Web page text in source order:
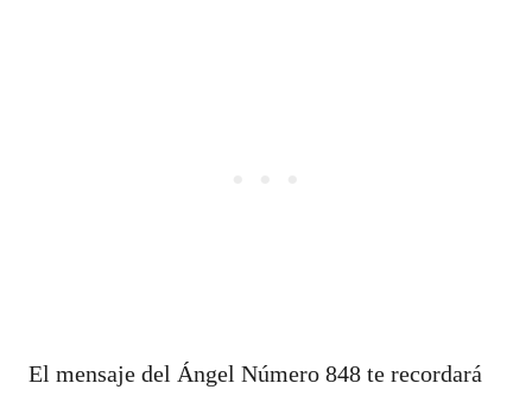
El mensaje del Ángel Número 848 te recordará